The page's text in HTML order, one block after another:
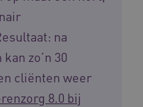
na
zo’n 30
cliënten weer
8.0 bij